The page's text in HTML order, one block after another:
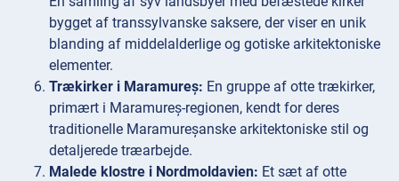
bygget af transsylvanske saksere, der viser en unik
blanding af middelalderlige og gotiske arkitektoniske
elementer.
Trækirker i Maramureș: En gruppe af otte trækirker,
primært i Maramureș-regionen, kendt for deres
traditionelle Maramureșanske arkitektoniske stil og
detaljerede træarbejde.
Malede klostre i Nordmoldavien: Et sæt af otte